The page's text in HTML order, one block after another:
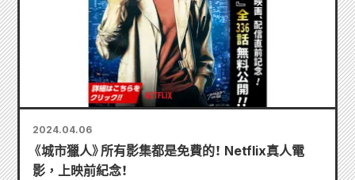
2024.04.06
《城市獵人》所有影集都是免費的！ Netflix真人電
影，上映前紀念！